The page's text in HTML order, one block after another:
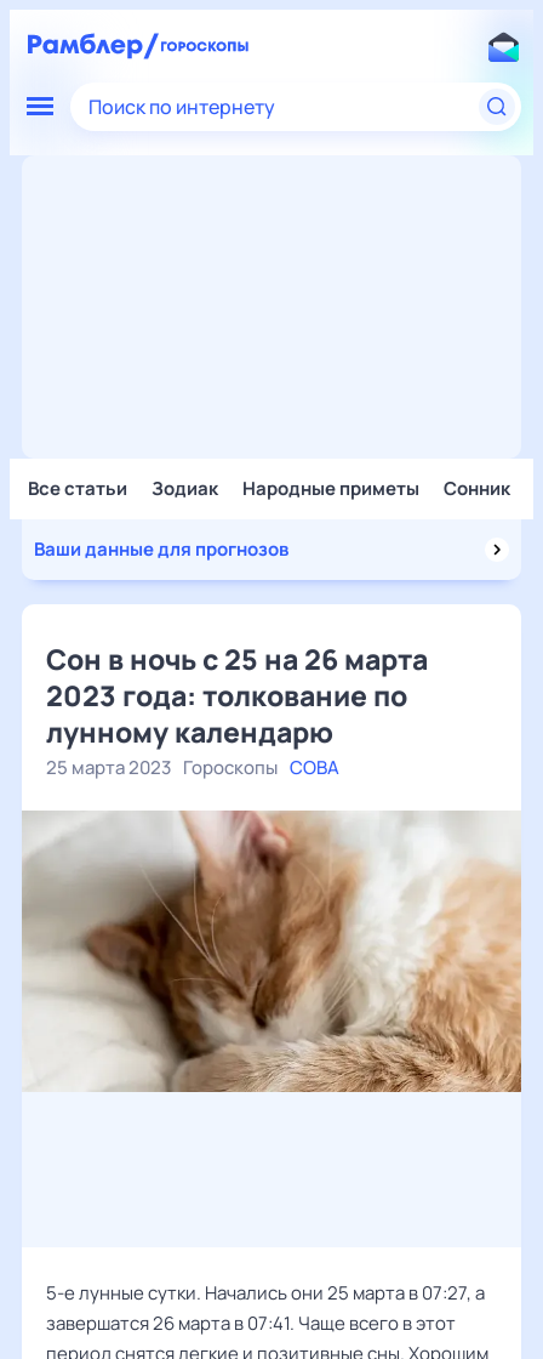
Поиск по интернету
Все статьи Зодиак Народные приметы Сонник
Ваши данные для прогнозов
Сон в ночь с 25 на 26 марта
2023 года: толкование по
лунному календарю
25 марта 2023 Гороскопы СОВА
5-е лунные сутки. Начались они 25 марта в 07:27, а
завершатся 26 марта в 07:41. Чаще всего в этот
период снятся легкие и позитивные сны. Хорошим